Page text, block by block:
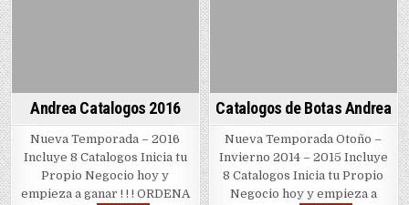
Andrea Catalogos 2016
Nueva Temporada – 2016
Incluye 8 Catalogos Inicia tu
Propio Negocio hoy y
empieza a ganar ! ! ! ORDENA
Catalogos de Botas Andrea
Nueva Temporada Otoño –
Invierno 2014 – 2015 Incluye
8 Catalogos Inicia tu Propio
Negocio hoy y empieza a